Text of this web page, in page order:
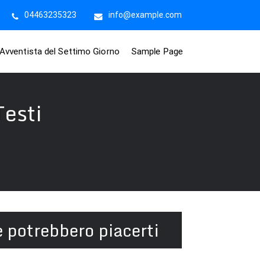
04463235323 info@example.com
del Settimo Giorno Sample Page
potrebbero piacerti